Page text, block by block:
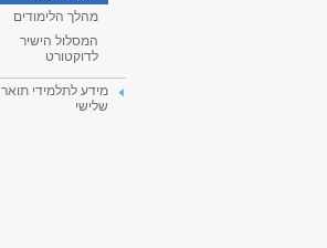
מהלך הלימודים
המסלול הישיר
לדוקטורט
מידע לתלמידי תואר
שלישי